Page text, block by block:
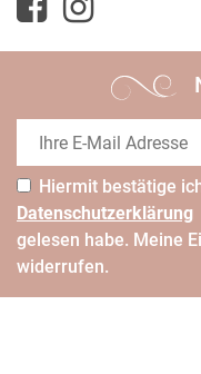
Hiermit bestätige
Daten­schutz­erklärung
gelesen habe. Meine
widerrufen.